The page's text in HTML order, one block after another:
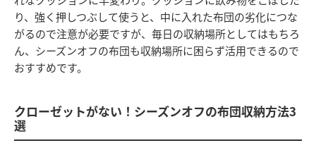
り、強く押しつぶして使うと、中に入れた布団の劣化につな
がるので注意が必要ですが、毎日の収納場所としてはもちろ
ん、シーズンオフの布団も収納場所に困らず活用できるので
おすすめです。
クローゼットがない！シーズンオフの布団収納方法3
選